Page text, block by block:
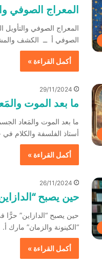
المعراج الصوفي
المعراج الصوفي
الصوفي أ ــ الكشف
أكمل القراءة »
29/11/2024
ما بعد الموت
ما بعد الموت والمَعاد
أستاذ الفلسفة والكلام
أكمل القراءة »
26/11/2024
حين يصبح
حين يصبح “الدازاين”
“الكينونة والزمان” مارك
أكمل القراءة »